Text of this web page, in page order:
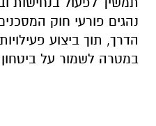
נהגים פורעי חוק
הדרך, תוך ביצוע
במטרה לשמור על